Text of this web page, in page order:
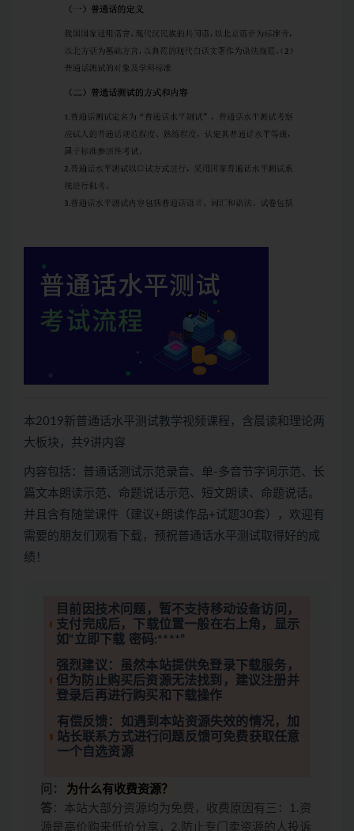
本2019新普通话水平测试教学视频课程，含晨读和理论两
大板块，共9讲内容
内容包括：普通话测试示范录音、单-多音节字词示范、长
篇文本朗读示范、命题说话示范、短文朗读、命题说话。
并且含有随堂课件（建议+朗读作品+试题30套），欢迎有
需要的朋友们观看下载，预祝普通话水平测试取得好的成
绩！
目前因技术问题，暂不支持移动设备访问，
支付完成后，下载位置一般在右上角，显示
如“立即下载 密码:****”
强烈建议：虽然本站提供免登录下载服务，
但为防止购买后资源无法找到，建议注册并
登录后再进行购买和下载操作
有偿反馈：如遇到本站资源失效的情况，加
站长联系方式进行问题反馈可免费获取任意
一个自选资源
问：
为什么有收费资源？
答 ：本站大部分资源均为免费，收费原因有三：1.资
源是高价购来低价分享，2.防止专门卖资源的人投诉